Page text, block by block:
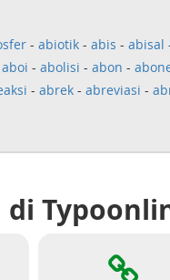
- abiotik- abis - abisal
aboi - abolisi - abon -
- abrek- abreviasi -